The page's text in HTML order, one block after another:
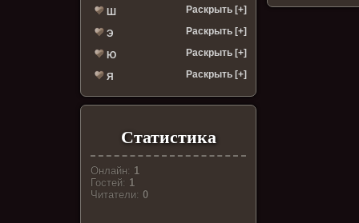
Ш Раскрыть [+]
Э Раскрыть [+]
Ю Раскрыть [+]
Я Раскрыть [+]
Статистика
Онлайн: 1
Гостей: 1
Читатели:0